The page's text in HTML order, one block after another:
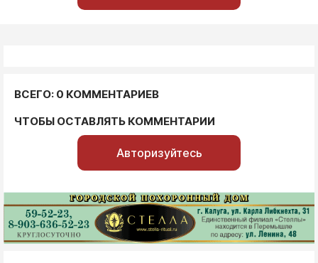
ВСЕГО: 0 КОММЕНТАРИЕВ
ЧТОБЫ ОСТАВЛЯТЬ КОММЕНТАРИИ
Авторизуйтесь